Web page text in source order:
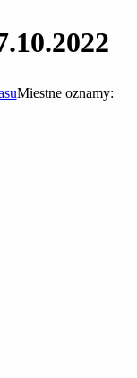
Miestne oznamy: